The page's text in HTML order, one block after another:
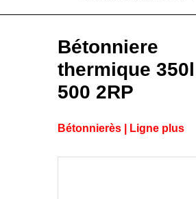
Bétonniere
thermique
500 2RP
Bétonnierès | Ligne plus